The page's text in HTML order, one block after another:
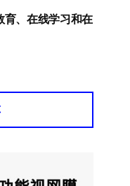
、在线学习和在